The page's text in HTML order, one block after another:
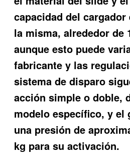
capacidad del
la misma, alrededor de
aunque esto puede
fabricante y las
sistema de disparo
acción simple o doble,
modelo específico, y el
una presión de
kg para su activación.